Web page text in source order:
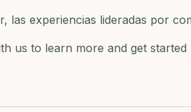
las experiencias lideradas por
us to learn more and get started